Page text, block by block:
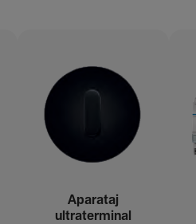
Aparataj
ultraterminal